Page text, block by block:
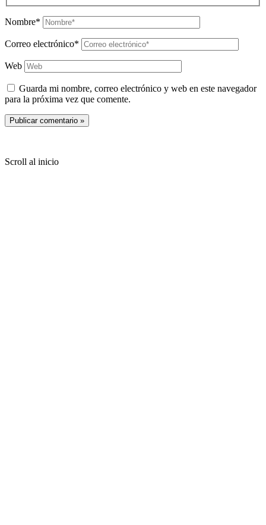
Nombre*
Correo electrónico*
Web
Guarda mi nombre, correo electrónico y web en este navegador
para la próxima vez que comente.
Scroll al inicio